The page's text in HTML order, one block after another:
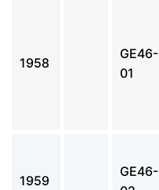
1958
GE46-
01
1959
GE46-